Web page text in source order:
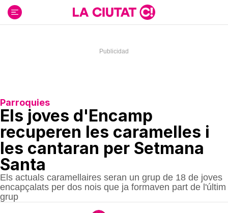
contenido
Parroquies
Els joves d'Encamp
recuperen les caramelles i
les cantaran per Setmana
Santa
Els actuals caramellaires seran un grup de 18 de joves
encapçalats per dos nois que ja formaven part de l'últim
grup